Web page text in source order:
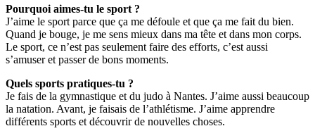
Pourquoi aimes-tu le sport ?
J’aime le sport parce que ça me défoule et que ça me fait du bien.
Quand je bouge, je me sens mieux dans ma tête et dans mon corps.
Le sport, ce n’est pas seulement faire des efforts, c’est aussi
s’amuser et passer de bons moments.
Quels sports pratiques-tu ?
Je fais de la gymnastique et du judo à Nantes. J’aime aussi beaucoup
la natation. Avant, je faisais de l’athlétisme. J’aime apprendre
différents sports et découvrir de nouvelles choses.